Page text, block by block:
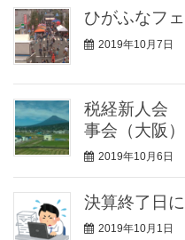
ひがふなフ
2019年10月7日
税経新人会
事会（大阪）
2019年10月6日
決算終了日
2019年10月1日